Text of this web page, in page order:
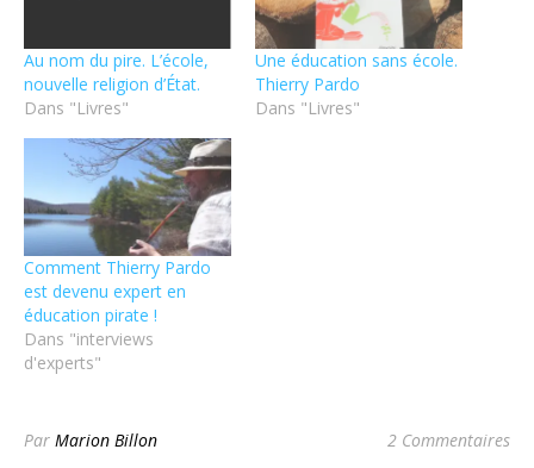
Au nom du pire. L’école,
nouvelle religion d’État.
Dans "Livres"
Une éducation sans école.
Thierry Pardo
Dans "Livres"
Comment Thierry Pardo
est devenu expert en
éducation pirate !
Dans "interviews
d'experts"
Par Marion Billon 2 Commentaires